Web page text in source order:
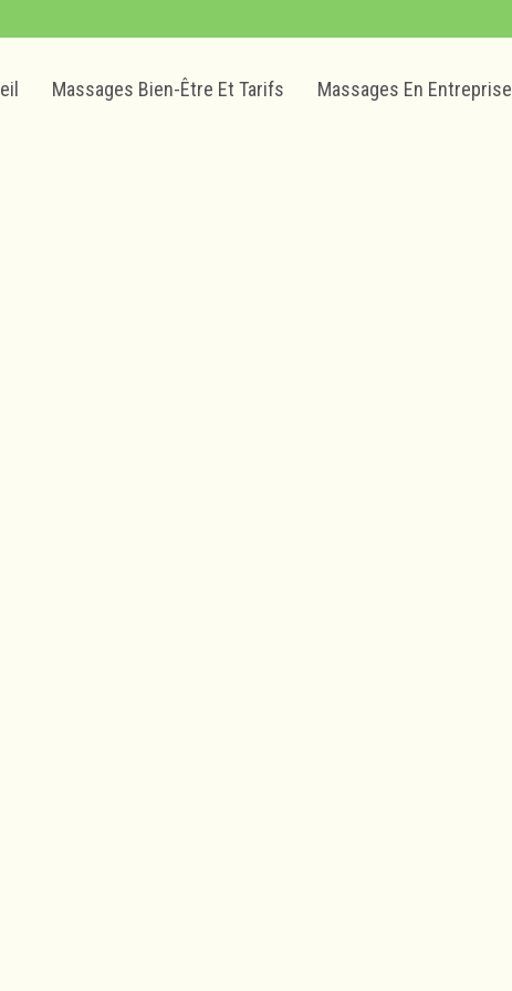
Massages Bien-Être Et Tarifs Massages En Entreprise